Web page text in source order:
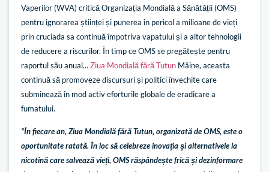
Vaperilor (WVA) critică Organizația Mondială a Sănătății (OMS)
pentru ignorarea științei și punerea în pericol a milioane de vieți
prin cruciada sa continuă împotriva vapatului și a altor tehnologii
de reducere a riscurilor. În timp ce OMS se pregătește pentru
raportul său anual... Ziua Mondială fără Tutun Mâine, aceasta
continuă să promoveze discursuri și politici învechite care
subminează în mod activ eforturile globale de eradicare a
fumatului.
“În fiecare an, Ziua Mondială fără Tutun, organizată de OMS, este o
oportunitate ratată. În loc să celebreze inovația și alternativele la
nicotină care salvează vieți, OMS răspândește frică și dezinformare